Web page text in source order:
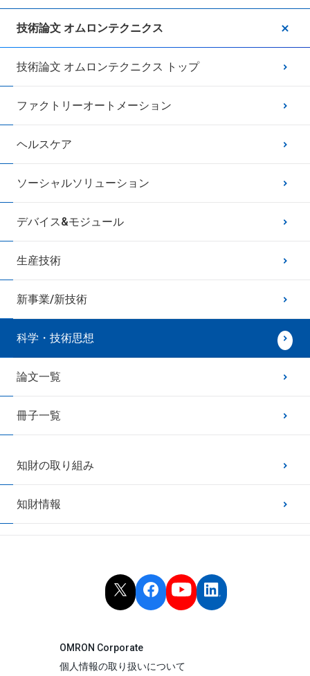
技術論文 オムロンテクニクス
技術論文 オムロンテクニクス トップ
ファクトリーオートメーション
ヘルスケア
ソーシャルソリューション
デバイス&モジュール
生産技術
新事業/新技術
科学・技術思想
論文一覧
冊子一覧
知財の取り組み
知財情報
OMRON Corporate
個人情報の取り扱いについて